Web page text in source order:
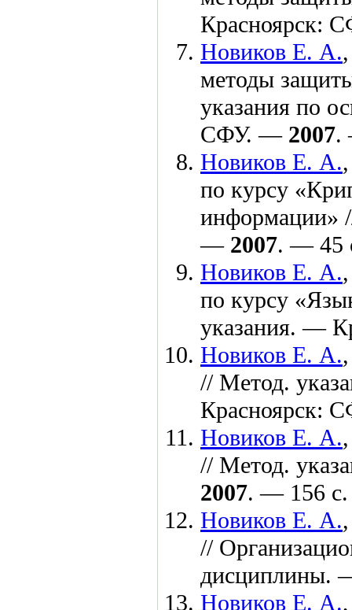
Красноярск:
Новиков Е. А.
методы
указания по
СФУ. — 2007.
Новиков Е. А.
по курсу
информации»
— 2007. — 45
Новиков Е. А.
по курсу
указания. —
Новиков Е. А.
// Метод.
Красноярск:
Новиков Е. А.
// Метод.
2007. — 156 с.
Новиков Е. А.
//
дисциплины.
Новиков Е. А.